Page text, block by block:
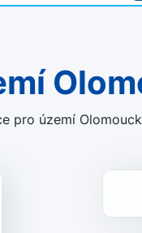
pro území